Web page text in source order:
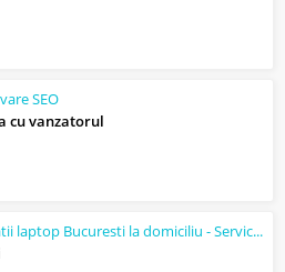
SEO
cu vanzatorul
Reparatii laptop Bucuresti la domiciliu - Service PC - Instalare Windows 11